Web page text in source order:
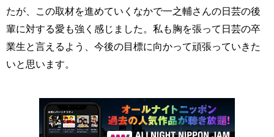
たが、この取材を進めていくなかで一之輔さんの日芸の後
輩に対する愛も強く感じました。私も胸を張って日芸の卒
業生と言えるよう、今後の目標に向かって頑張っていきた
いと思います。